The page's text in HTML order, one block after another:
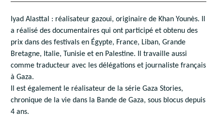
Iyad Alasttal : réalisateur gazoui, originaire de Khan Younès. Il
a réalisé des documentaires qui ont participé et obtenu des
prix dans des festivals en Égypte, France, Liban, Grande
Bretagne, Italie, Tunisie et en Palestine. Il travaille aussi
comme traducteur avec les délégations et journaliste français
à Gaza.
Il est également le réalisateur de la série Gaza Stories,
chronique de la vie dans la Bande de Gaza, sous blocus depuis
4 ans.